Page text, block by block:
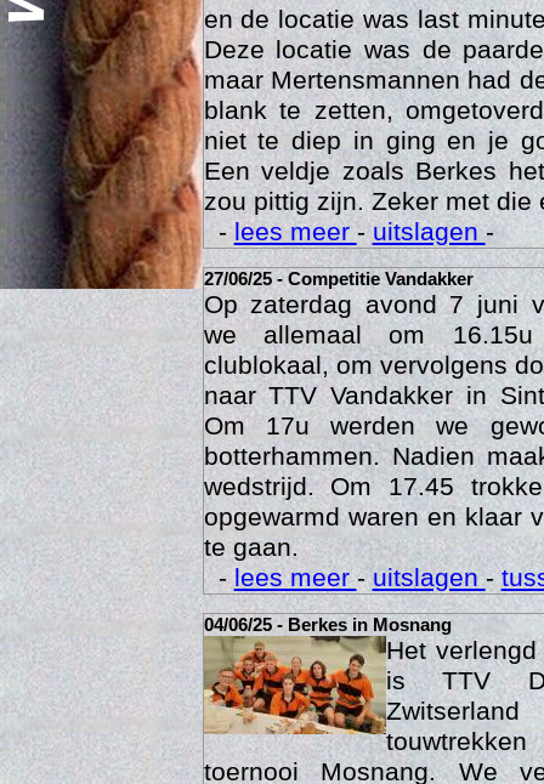
en de locatie was last
Deze locatie was de
maar Mertensmannen had
blank te zetten,
niet te diep in ging en je
Een veldje zoals Berkes
zou pittig zijn. Zeker met die
-lees meer - uitslagen-
27/06/25 - Competitie Vandakker
Op zaterdag avond 7 juni
we allemaal om
clublokaal, om vervolgens
naar TTV Vandakker in
Om 17u werden we
botterhammen. Nadien
wedstrijd. Om 17.45
opgewarmd waren en klaar
te gaan.
-lees meer-uitslagen-
04/06/25 - Berkes in Mosnang
Het
is TTV
toernooi Mosnang. We